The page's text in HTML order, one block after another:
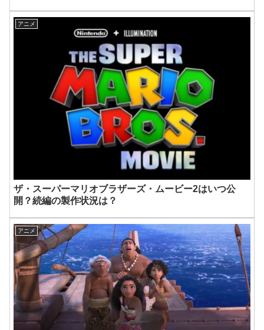
アニメ
ザ・スーパーマリオブラザーズ・ムービー2はいつ公
開？続編の製作状況は？
アニメ